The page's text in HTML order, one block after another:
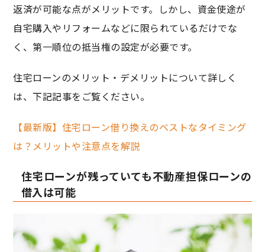
返済が可能な点がメリットです。しかし、資金使途が
自宅購入やリフォームなどに限られているだけでな
く、第一順位の抵当権の設定が必要です。
住宅ローンのメリット・デメリットについて詳しく
は、下記記事をご覧ください。
【最新版】住宅ローン借り換えのベストなタイミング
は？メリットや注意点を解説
住宅ローンが残っていても不動産担保ローンの
借入は可能